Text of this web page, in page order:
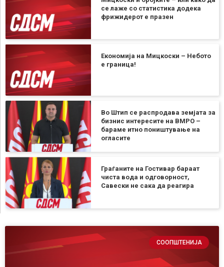
се лаже со статистика додека
фрижидерот е празен
Економија на Мицкоски – Небото
е граница!
Во Штип се распродава земјата за
бизнис интересите на ВМРО –
бараме итно поништување на
огласите
Граѓаните на Гостивар бараат
чиста вода и одговорност,
Савески не сака да реагира
СООПШТЕНИЈА